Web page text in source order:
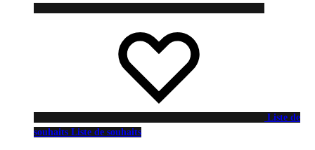
Liste de
souhaits Liste de souhaits